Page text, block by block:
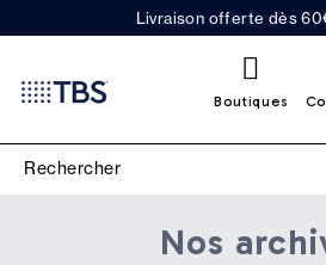
Livraison offerte dès
Boutiques
Nos